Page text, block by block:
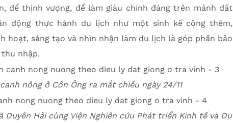
để thịnh vượng, để làm giàu chính đáng trên mảnh đất
động thực hành du lịch như một sinh kế cộng thêm,
hoạt, sáng tạo và nhìn nhận làm du lịch là góp phần bảo
nhập.
nông ở Cồn Ông ra mắt chiều ngày 24/11
Duyên Hải cùng Viện Nghiên cứu Phát triển Kinh tế và Du